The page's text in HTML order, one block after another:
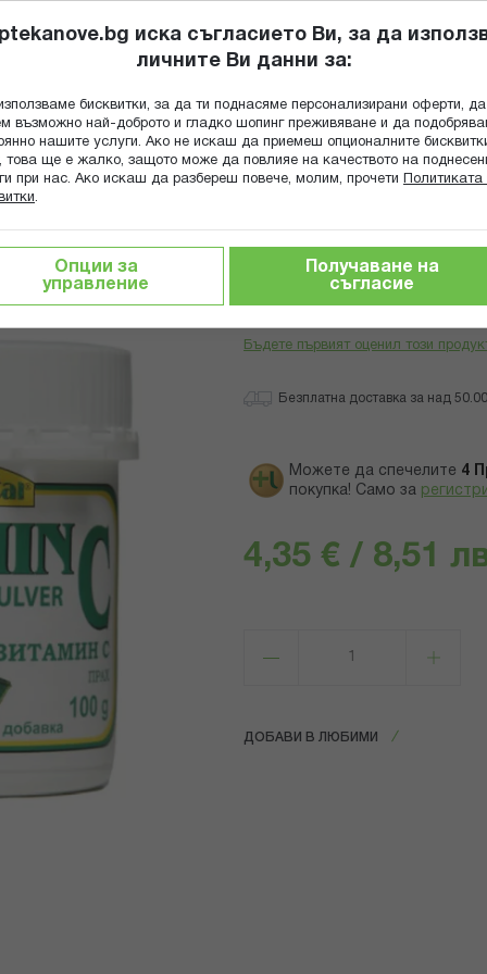
Търсене
ПОПИТАЙ
ГРИЖА ЗА МАЙКАТА И ДЕТЕТО ХРАНИТЕЛНИ ДОБАВКИ
С ПРАХ 100 ГР
СОМА ВИТАМИН
Бъдете първият оценил този
Безплатна доставка за над
Можете да спечелите 4
покупка! Само за
4,35 € / 8,51
ДОБАВИ В ЛЮБИМИ
иска съгласието Ви, за да
личните Ви данни за:
бисквитки, за да ти поднасяме персонализирани оферти, да
възможно най-доброто и гладко шопинг преживяване и да
нашите услуги. Ако не искаш да приемеш опционалните
това ще е жалко, защото може да повлияе на качеството на
при нас. Ако искаш да разбереш повече, молим, прочети
Политиката
.
Опции за
управление
Получаване на
съгласие